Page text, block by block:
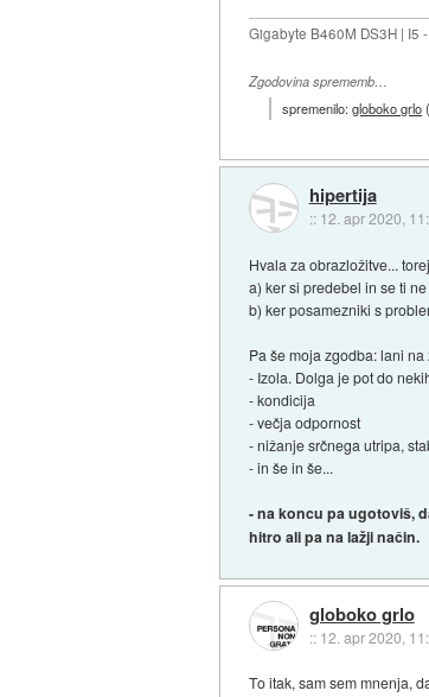
Gigabyte B460M DS3H | I5
Zgodovina sprememb…
spremenilo:globoko grlo(
hipertija
:: 12. apr 2020,
Hvala za obrazložitve...
a) ker si predebel in se ti
b) ker posamezniki s
Pa še moja zgodba: lani
- Izola. Dolga je pot do
- kondicija
- večja odpornost
- nižanje srčnega utripa,
- in še in še...
- na koncu pa ugotoviš,
hitro ali pa na lažji način.
globoko grlo
:: 12. apr 2020,
To itak, sam sem mnenja,